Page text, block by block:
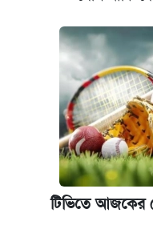
টিভিতে আজকের